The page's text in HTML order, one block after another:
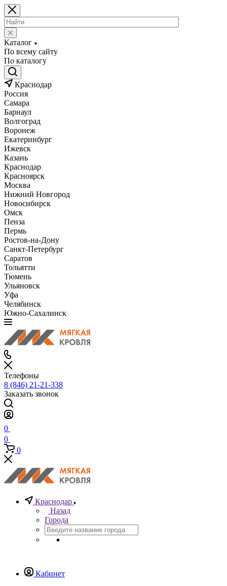
Каталог
По всему сайту
По каталогу
Краснодар
Россия
Самара
Барнаул
Волгоград
Воронеж
Екатеринбург
Ижевск
Казань
Краснодар
Красноярск
Москва
Нижний Новгород
Новосибирск
Омск
Пенза
Пермь
Ростов-на-Дону
Санкт-Петербург
Саратов
Тольятти
Тюмень
Ульяновск
Уфа
Челябинск
Южно-Сахалинск
Телефоны
8 (846) 21-21-338
Заказать звонок
0
0
0
Краснодар
Назад
Города
Кабинет